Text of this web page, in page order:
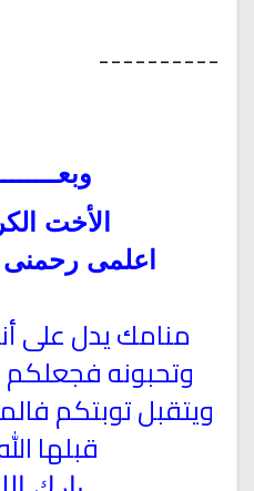
----------
الأخت
اعلمى رحمنى
منامك يدل على
وتحبونه فجعلكم
ويتقبل توبتكم
قبلها